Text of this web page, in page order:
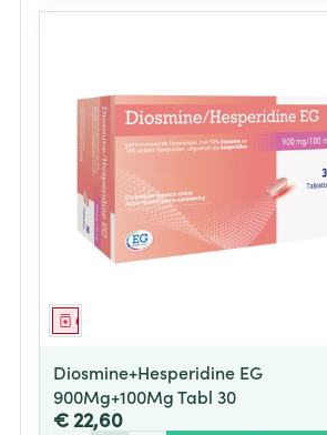
Geneesmiddel
Diosmine+Hesperidine EG
900Mg+100Mg Tabl 30
€ 22,60